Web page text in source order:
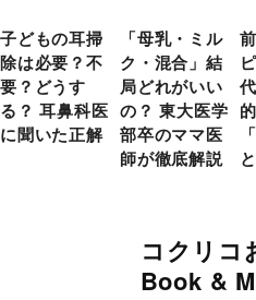
子どもの耳掃
除は必要？不
要？どうす
る？ 耳鼻科医
に聞いた正解
「母乳・ミル
ク・混合」結
局どれがいい
の？ 東大医学
部卒のママ医
師が徹底解説
コクリコ
Book &